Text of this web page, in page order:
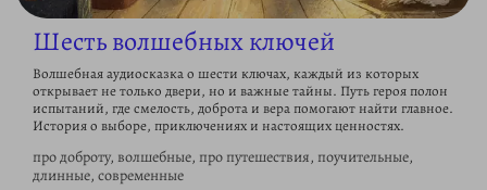
Шесть волшебных ключей
Волшебная аудиосказка о шести ключах, каждый из которых
открывает не только двери, но и важные тайны. Путь героя полон
испытаний, где смелость, доброта и вера помогают найти главное.
История о выборе, приключениях и настоящих ценностях.
про доброту, волшебные, про путешествия, поучительные,
длинные, современные